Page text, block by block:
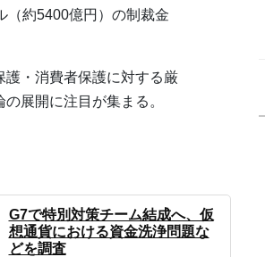
（約5400億円）の制裁金
護・消費者保護に対する厳
展開に注目が集まる。
G7で特別対策チーム結成へ、仮
想通貨における資金洗浄問題な
どを調査